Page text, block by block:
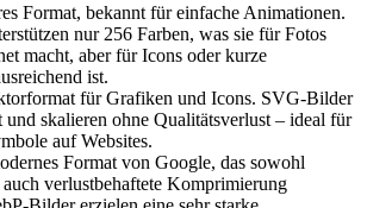
Format, bekannt für einfache Animationen.
nur 256 Farben, was sie für Fotos
macht, aber für Icons oder kurze
ist.
für Grafiken und Icons. SVG-Bilder
und skalieren ohne Qualitätsverlust – ideal für
auf Websites.
Format von Google, das sowohl
verlustbehaftete Komprimierung